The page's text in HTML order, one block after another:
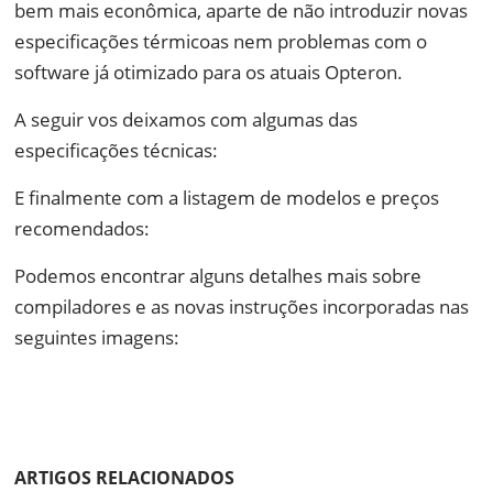
bem mais econômica, aparte de não introduzir novas
especificações térmicoas nem problemas com o
software já otimizado para os atuais Opteron.
A seguir vos deixamos com algumas das
especificações técnicas:
E finalmente com a listagem de modelos e preços
recomendados:
Podemos encontrar alguns detalhes mais sobre
compiladores e as novas instruções incorporadas nas
seguintes imagens:
ARTIGOS RELACIONADOS